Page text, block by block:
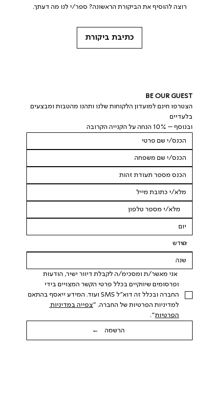
רוצה להוסיף את הביקורת הראשונה? ספר/י לנו מה דעתך.
כתיבת ביקורת
BE OUR GUEST
הצטרפו חינם למועדון הלקוחות שלנו ותהנו מהטבות ומבצעים
בלעדיים
ובנוסף – 10% הנחה על הקנייה הקרובה
אני מאשר/ת ומסכימ/ה לקבלת דיוור ישיר, הודעות
החברה ובכלל זה דוא"ל SMS ועוד. המידע ייאסף בהתאם
למדיניות הפרטיות של החברה. "
צפייה במדיניות
הפרטיות".
הרשמה ←